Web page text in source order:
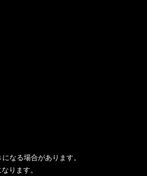
なる場合があります。
ります。